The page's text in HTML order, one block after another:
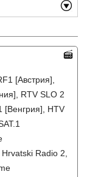
[Австрия],
RTV SLO 2
[Венгрия], HTV
Radio 2,